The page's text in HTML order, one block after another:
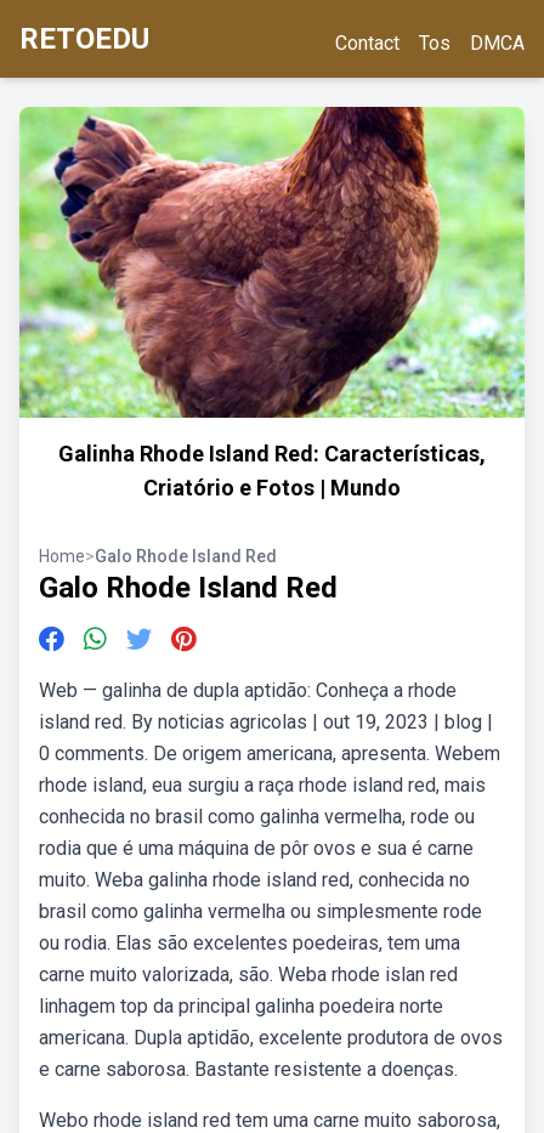
RETOEDU Contact Tos DMCA
Galinha Rhode Island Red: Características,
Criatório e Fotos | Mundo
Home>Galo Rhode Island Red
Galo Rhode Island Red
Web — galinha de dupla aptidão: Conheça a rhode
island red. By noticias agricolas | out 19, 2023 | blog |
0 comments. De origem americana, apresenta. Webem
rhode island, eua surgiu a raça rhode island red, mais
conhecida no brasil como galinha vermelha, rode ou
rodia que é uma máquina de pôr ovos e sua é carne
muito. Weba galinha rhode island red, conhecida no
brasil como galinha vermelha ou simplesmente rode
ou rodia. Elas são excelentes poedeiras, tem uma
carne muito valorizada, são. Weba rhode islan red
linhagem top da principal galinha poedeira norte
americana. Dupla aptidão, excelente produtora de ovos
e carne saborosa. Bastante resistente a doenças.
Webo rhode island red tem uma carne muito saborosa,